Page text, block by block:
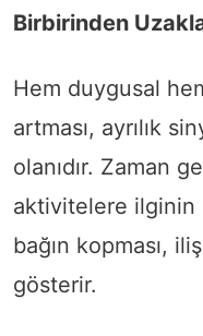
Birbirinden
Hem duygusal
artması, ayrılık
olanıdır. Zaman
aktivitelere ilginin
bağın kopması,
gösterir.